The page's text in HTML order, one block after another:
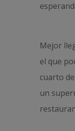
Mejor
el que
cuarto
un